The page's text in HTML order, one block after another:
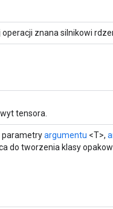
operacji znana silnikowi
tensora.
parametryargumentu <T>,
do tworzenia klasy